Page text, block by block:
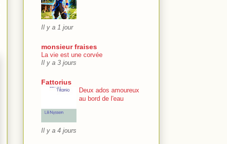
Il y a 1 jour
monsieur fraises
La vie est une corvée
Il y a 3 jours
Fattorius
Deux ados amoureux
au bord de l'eau
Il y a 4 jours